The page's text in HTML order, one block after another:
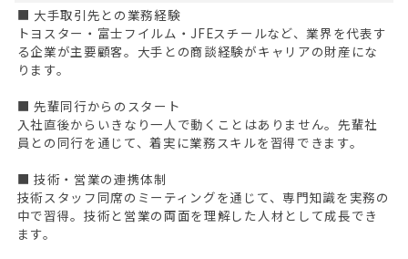
■ 大手取引先との業務経験
トヨスター・富士フイルム・JFEスチールなど、業界を代表す
る企業が主要顧客。大手との商談経験がキャリアの財産にな
ります。
■ 先輩同行からのスタート
入社直後からいきなり一人で動くことはありません。先輩社
員との同行を通じて、着実に業務スキルを習得できます。
■ 技術・営業の連携体制
技術スタッフ同席のミーティングを通じて、専門知識を実務の
中で習得。技術と営業の両面を理解した人材として成長でき
ます。